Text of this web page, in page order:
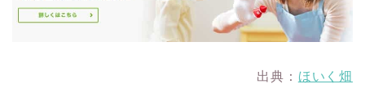
出典： ほいく畑